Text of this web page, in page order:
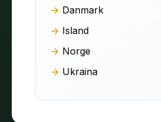
Danmark
Island
Norge
Ukraina